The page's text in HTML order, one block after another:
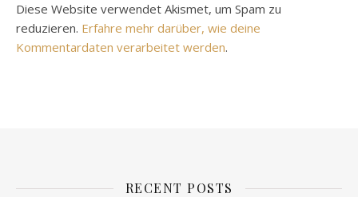
Diese Website verwendet Akismet, um Spam zu
reduzieren. Erfahre mehr darüber, wie deine
Kommentardaten verarbeitet werden.
RECENT POSTS